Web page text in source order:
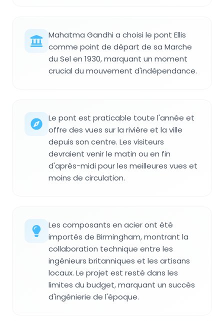
Mahatma Gandhi a choisi le pont Ellis
comme point de départ de sa Marche
du Sel en 1930, marquant un moment
crucial du mouvement d'indépendance.
Le pont est praticable toute l'année et
offre des vues sur la rivière et la ville
depuis son centre. Les visiteurs
devraient venir le matin ou en fin
d'après-midi pour les meilleures vues et
moins de circulation.
Les composants en acier ont été
importés de Birmingham, montrant la
collaboration technique entre les
ingénieurs britanniques et les artisans
locaux. Le projet est resté dans les
limites du budget, marquant un succès
d'ingénierie de l'époque.